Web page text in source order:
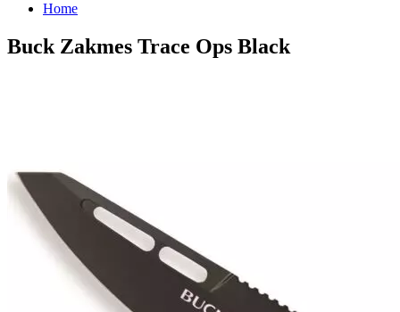
Home
Buck Zakmes Trace Ops Black